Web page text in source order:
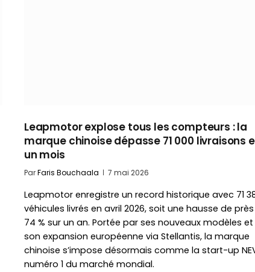
Leapmotor explose tous les compteurs : la
marque chinoise dépasse 71 000 livraisons
un mois
ParFaris Bouchaala 7 mai 2026
Leapmotor enregistre un record historique avec 71
véhicules livrés en avril 2026, soit une hausse de
74 % sur un an. Portée par ses nouveaux modèles et
son expansion européenne via Stellantis, la marque
chinoise s’impose désormais comme la start-up
numéro 1 du marché mondial.